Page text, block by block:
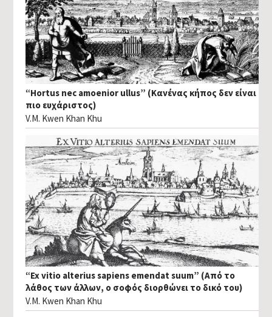
“Hortus nec amoenior ullus” (Κανένας κήπος δεν είναι
πιο ευχάριστος)
V.M. Kwen Khan Khu
“Ex vitio alterius sapiens emendat suum” (Από το
λάθος των άλλων, ο σοφός διορθώνει το δικό του)
V.M. Kwen Khan Khu